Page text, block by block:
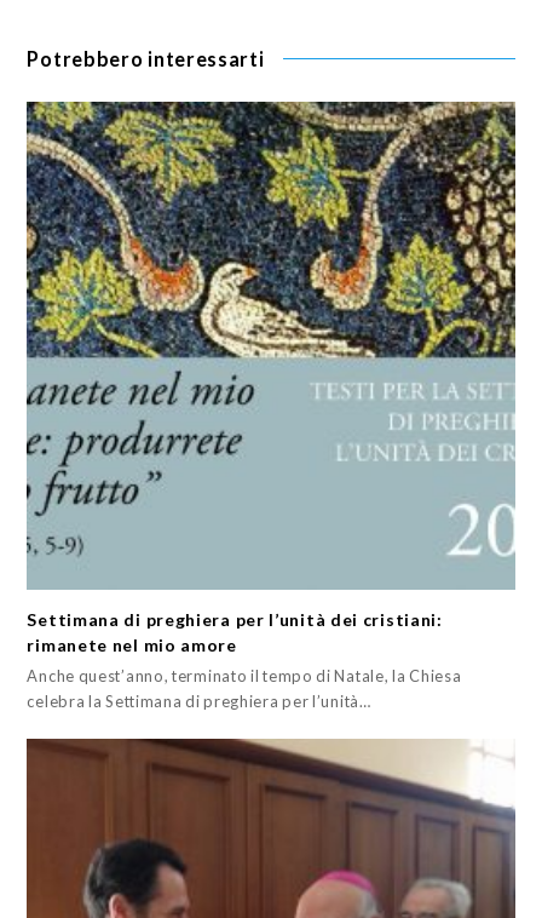
Potrebbero interessarti
Settimana di preghiera per l’unità dei cristiani:
rimanete nel mio amore
Anche quest’anno, terminato il tempo di Natale, la Chiesa
celebra la Settimana di preghiera per l’unità…